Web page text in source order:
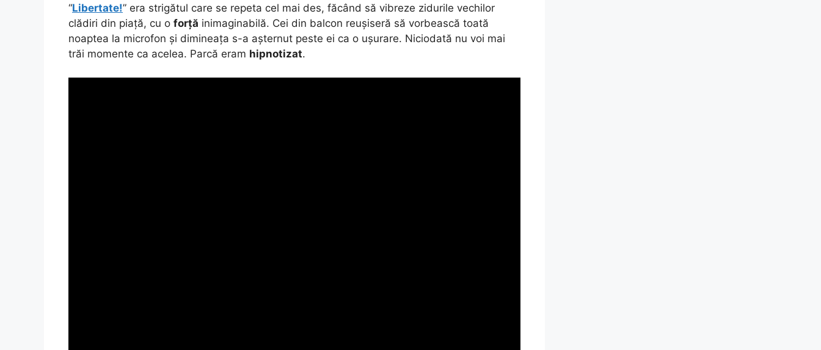
“Libertate!” era strigătul care se repeta cel mai des, făcând să vibreze zidurile vechilor
clădiri din piață, cu o forță inimaginabilă. Cei din balcon reușiseră să vorbească toată
noaptea la microfon și dimineața s-a așternut peste ei ca o ușurare. Niciodată nu voi mai
trăi momente ca acelea. Parcă eram hipnotizat.